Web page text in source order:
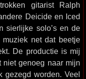
gitarist Ralph
Deicide en Iced
sierlijke solo’s en de
net dat beetje
De productie is mij
niet genoeg naar mijn
gezegd worden. Veel